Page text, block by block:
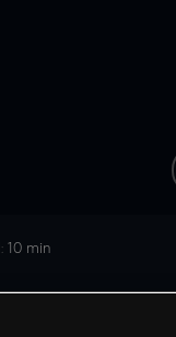
10 min